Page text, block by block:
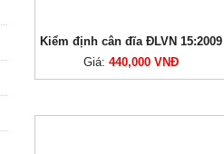
Kiểm định cân đĩa ĐLVN 15:2009
Giá:440,000 VNĐ